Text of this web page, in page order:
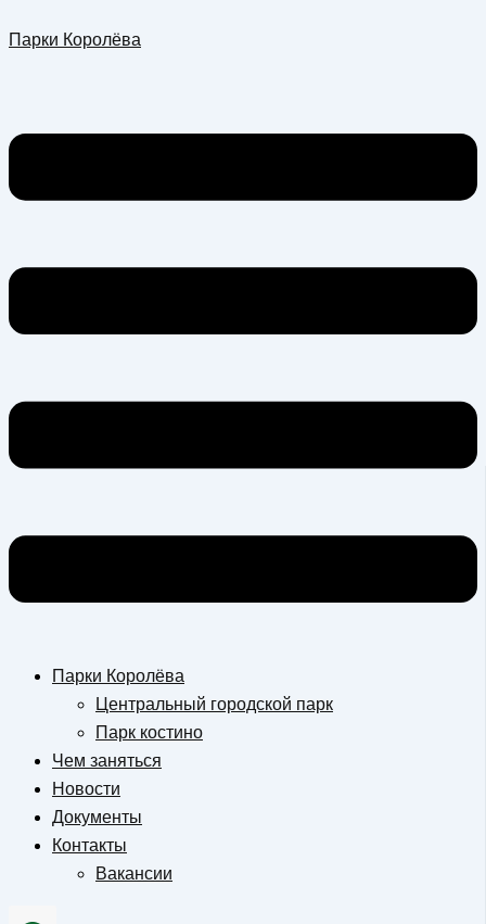
к
Парки Королёва
Парки Королёва
Центральный городской парк
Парк костино
Чем заняться
Новости
Документы
Контакты
Вакансии